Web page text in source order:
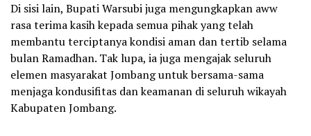
Di sisi lain, Bupati Warsubi juga mengungkapkan aww
rasa terima kasih kepada semua pihak yang telah
membantu terciptanya kondisi aman dan tertib selama
bulan Ramadhan. Tak lupa, ia juga mengajak seluruh
elemen masyarakat Jombang untuk bersama-sama
menjaga kondusifitas dan keamanan di seluruh wikayah
Kabupaten Jombang.